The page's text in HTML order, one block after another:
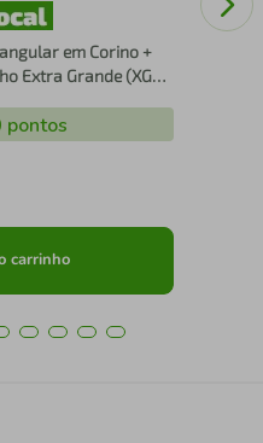
em Corino +
Extra Grande (XGG)
pontos
carrinho